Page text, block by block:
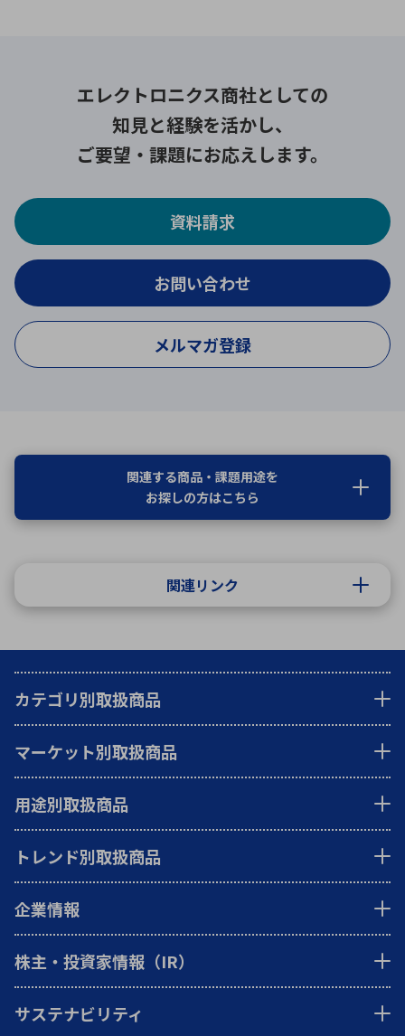
エレクトロニクス商社としての
知見と経験を活かし、
ご要望・課題にお応えします。
資料請求
お問い合わせ
メルマガ登録
関連する商品・課題用途を
お探しの方はこちら
関連リンク
カテゴリ別取扱商品
マーケット別取扱商品
用途別取扱商品
トレンド別取扱商品
企業情報
株主・投資家情報（IR）
サステナビリティ